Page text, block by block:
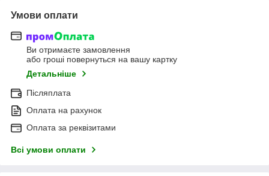
Умови оплати
Ви отримаєте замовлення
або гроші повернуться на вашу картку
Детальніше
Післяплата
Оплата на рахунок
Оплата за реквізитами
Всі умови оплати